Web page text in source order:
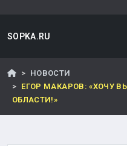
SOPKA.RU
НОВОСТИ
ЕГОР МАКАРОВ: «ХОЧУ
ОБЛАСТИ!»